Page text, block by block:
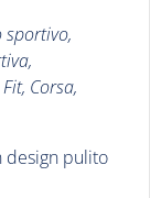
sportivo,
Corsa,
design pulito